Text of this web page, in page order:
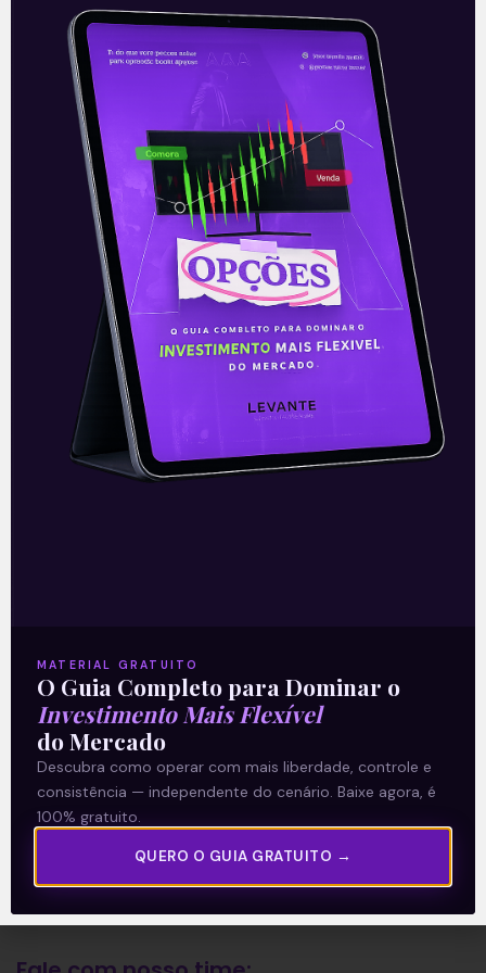
Resultado da B3 (B3SA3) do
1T21
Nesta quinta-feira (6) após o
fechamento do mercado, a B3 divulgou
seus resultados do primeiro trimestre de
2021. O resultado veio forte e acima do
Leia mais
07/05/2021
Termos e Condições
Política de Privacidade
Explore
Artigos
E Eu Com Isso?
Vídeos no Youtube
MATERIAL GRATUITO
O Guia Completo para Dominar o
Investimento Mais Flexível
do Mercado
Descubra como operar com mais liberdade, controle e
consistência — independente do cenário. Baixe agora, é
100% gratuito.
QUERO O GUIA GRATUITO →